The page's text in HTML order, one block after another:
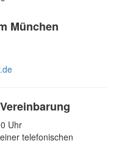
München
Uhr
telefonischen